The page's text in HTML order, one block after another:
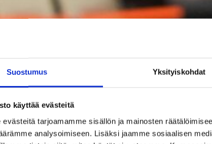
Suostumus Yksityiskohdat
käyttää evästeitä
evästeitä tarjoamamme sisällön ja mainosten
analysoimiseen. Lisäksi jaamme sosiaalisen